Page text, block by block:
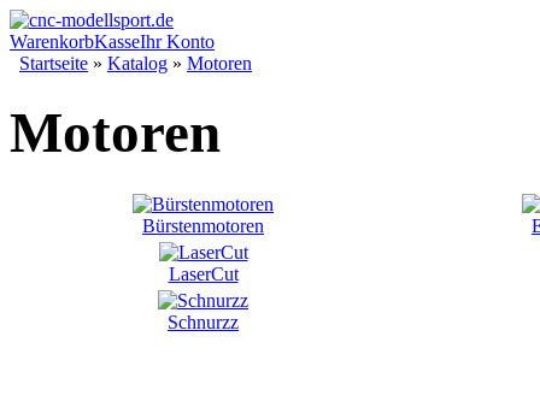
WarenkorbKasseIhr Konto
Startseite » Katalog » Motoren
Motoren
Bürstenmotoren
LaserCut
Schnurzz